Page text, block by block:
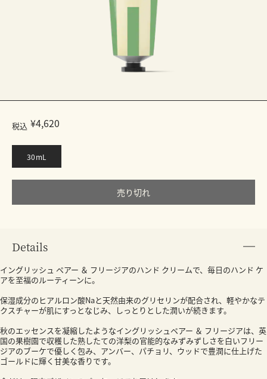
税込 ¥4,620
30mL
売り切れ
Details
イングリッシュ ペアー ＆ フリージアのハンド クリームで、毎日のハンド ケ
アを至福のルーティーンに。
保湿成分のヒアルロン酸Naと天然由来のグリセリンが配合され、軽やかなテ
クスチャーが肌にすっとなじみ、しっとりとした潤いが続きます。
秋のエッセンスを凝縮したようなイングリッシュペアー ＆ フリージアは、英
国の果樹園で収穫した熟したての洋梨の官能的なみずみずしさを白いフリー
ジアのブーケで優しく包み、アンバー、パチョリ、ウッドで豊潤に仕上げた
ゴールドに輝く甘美な香りです。